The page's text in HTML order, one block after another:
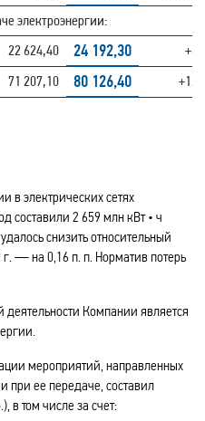
электроэнергии:
22 624,40 24 192,30
71 207,10 80 126,40
в электрических сетях
составили 2 659 млн кВт • ч
снизить относительный
г. — на 0,16 п. п. Норматив потерь
Компании является
мероприятий, направленных
при ее передаче, составил
в том числе за счет: